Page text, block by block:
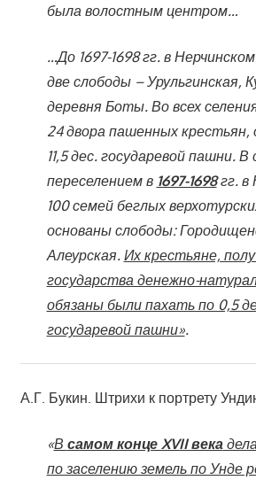
была волостным центром…
…До 1697-1698 гг. в
две слободы – Урульгинская,
деревня Боты. Во всех
24 двора пашенных
11,5 дес. государевой пашни. В
переселением в 1697-1698гг. в
100 семей беглых
основаны слободы:
Алеурская. Их крестьяне,
государства денежно-
обязаны были пахать по 0,5
государевой пашни».
А.Г. Букин. Штрихи к портрету
«В самом конце XVII века
по заселению земель по Унде